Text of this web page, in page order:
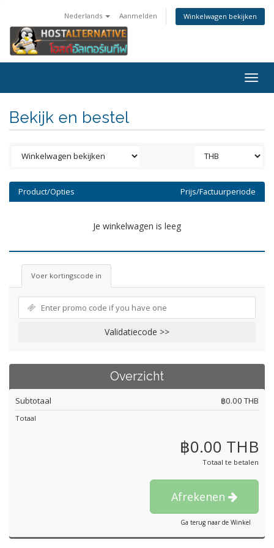
Nederlands Aanmelden Winkelwagen bekijken
Bekijk en bestel
Product/Opties Prijs/Factuurperiode
Je winkelwagen is leeg
Voer kortingscode in
Validatiecode >>
Overzicht
Subtotaal ฿0.00 THB
Totaal
฿0.00 THB
Totaal te betalen
Afrekenen
Ga terug naar de Winkel